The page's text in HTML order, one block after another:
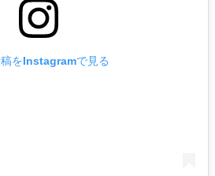
稿をInstagramで見る